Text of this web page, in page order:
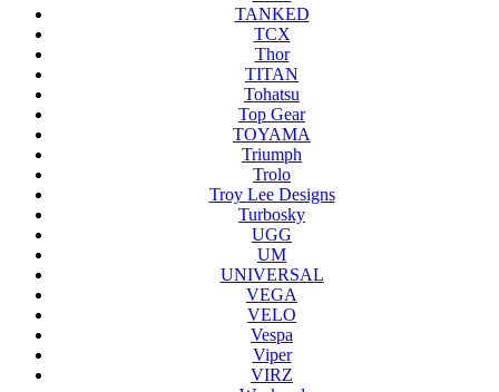
TANKED
TCX
Thor
TITAN
Tohatsu
Top Gear
TOYAMA
Triumph
Trolo
Troy Lee Designs
Turbosky
UGG
UM
UNIVERSAL
VEGA
VELO
Vespa
Viper
VIRZ